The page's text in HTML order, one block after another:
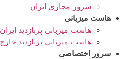
سرور مجازی ایران
هاست میزبانی
هاست میزبانی پربازدید ایران
هاست میزبانی پربازدید خارج
سرور اختصاصی